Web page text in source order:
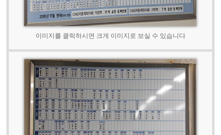
이미지를 클릭하시면 크게 이미지로 보실 수 있습니다